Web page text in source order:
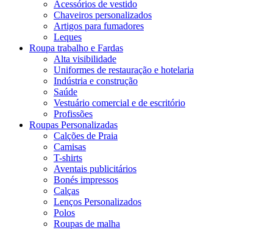
Acessórios de vestido
Chaveiros personalizados
Artigos para fumadores
Leques
Roupa trabalho e Fardas
Alta visibilidade
Uniformes de restauração e hotelaria
Indústria e construção
Saúde
Vestuário comercial e de escritório
Profissões
Roupas Personalizadas
Calções de Praia
Camisas
T-shirts
Aventais publicitários
Bonés impressos
Calças
Lenços Personalizados
Polos
Roupas de malha